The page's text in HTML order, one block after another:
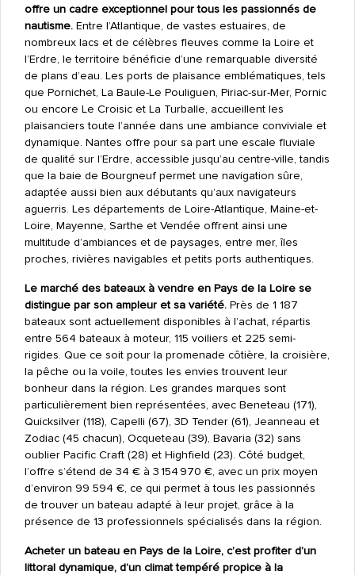
offre un cadre exceptionnel pour tous les passionnés de
nautisme.Entre l’Atlantique, de vastes estuaires, de
nombreux lacs et de célèbres fleuves comme la Loire et
l’Erdre, le territoire bénéficie d’une remarquable diversité
de plans d’eau. Les ports de plaisance emblématiques, tels
que Pornichet, La Baule-Le Pouliguen, Piriac-sur-Mer, Pornic
ou encore Le Croisic et La Turballe, accueillent les
plaisanciers toute l’année dans une ambiance conviviale et
dynamique. Nantes offre pour sa part une escale fluviale
de qualité sur l’Erdre, accessible jusqu’au centre-ville, tandis
que la baie de Bourgneuf permet une navigation sûre,
adaptée aussi bien aux débutants qu’aux navigateurs
aguerris. Les départements de Loire-Atlantique, Maine-et-
Loire, Mayenne, Sarthe et Vendée offrent ainsi une
multitude d’ambiances et de paysages, entre mer, îles
proches, rivières navigables et petits ports authentiques.
Le marché des bateaux à vendre en Pays de la Loire se
distingue par son ampleur et sa variété.Près de 1 187
bateaux sont actuellement disponibles à l’achat, répartis
entre 564 bateaux à moteur, 115 voiliers et 225 semi-
rigides. Que ce soit pour la promenade côtière, la croisière,
la pêche ou la voile, toutes les envies trouvent leur
bonheur dans la région. Les grandes marques sont
particulièrement bien représentées, avec Beneteau (171),
Quicksilver (118), Capelli (67), 3D Tender (61), Jeanneau et
Zodiac (45 chacun), Ocqueteau (39), Bavaria (32) sans
oublier Pacific Craft (28) et Highfield (23). Côté budget,
l’offre s’étend de 34 € à 3 154 970 €, avec un prix moyen
d’environ 99 594 €, ce qui permet à tous les passionnés
de trouver un bateau adapté à leur projet, grâce à la
présence de 13 professionnels spécialisés dans la région.
Acheter un bateau en Pays de la Loire, c’est profiter d’un
littoral dynamique, d’un climat tempéré propice à la